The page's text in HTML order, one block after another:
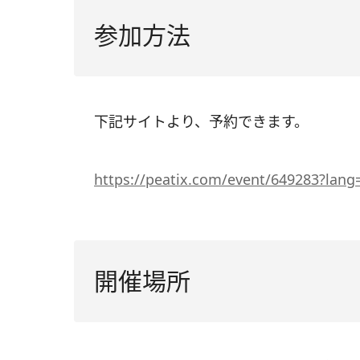
参加方法
下記サイトより、予約できます。
https://peatix.com/event/
開催場所